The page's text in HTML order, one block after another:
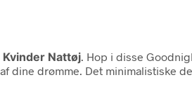
Nattøj . Hop i disse
dine drømme. Det minimalistiske